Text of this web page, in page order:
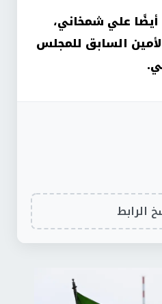
علي شمخاني،
السابق للمجلس